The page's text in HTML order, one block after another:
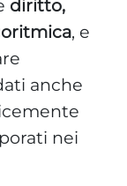
diritto,
, e
anche
nei